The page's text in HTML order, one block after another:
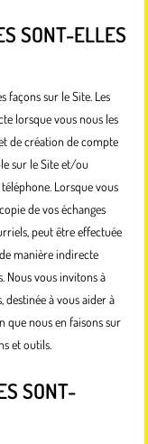
SONT-ELLES
façons sur le Site. Les
lorsque vous nous les
de création de compte
sur le Site et/ou
Lorsque vous
de vos échanges
peut être effectuée
manière indirecte
Nous vous invitons à
destinée à vous aider à
que nous en faisons sur
et outils.
SONT-